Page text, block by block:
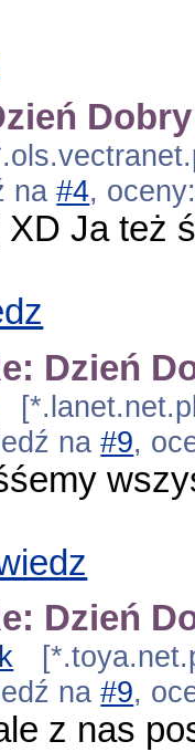
na#4,
XD Ja też
Dzień
na#9,
Dzień
na#9,
z nas